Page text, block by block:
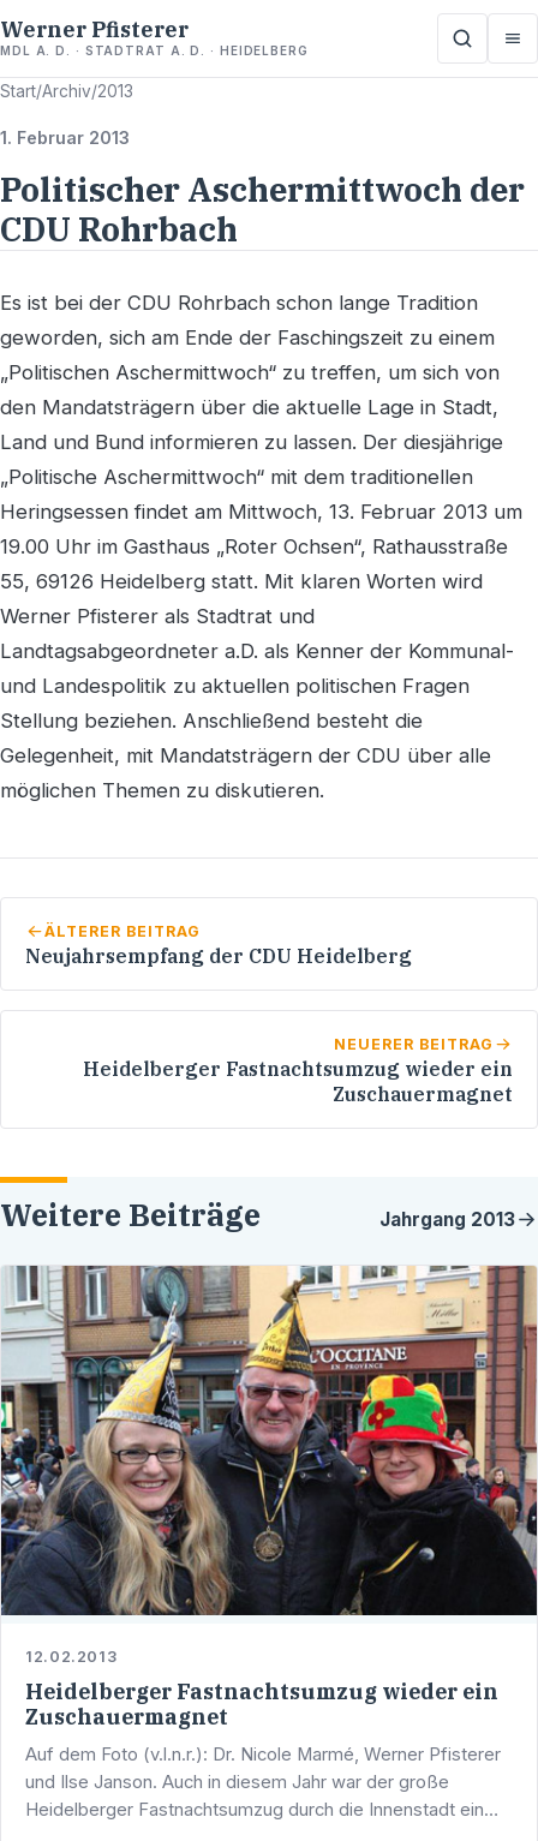
Werner Pfisterer
MDL A. D. · STADTRAT A. D. · HEIDELBERG
Start/Archiv/2013
1. Februar 2013
Politischer Aschermittwoch der
CDU Rohrbach
Es ist bei der CDU Rohrbach schon lange Tradition
geworden, sich am Ende der Faschingszeit zu einem
„Politischen Aschermittwoch“ zu treffen, um sich von
den Mandatsträgern über die aktuelle Lage in Stadt,
Land und Bund informieren zu lassen. Der diesjährige
„Politische Aschermittwoch“ mit dem traditionellen
Heringsessen findet am Mittwoch, 13. Februar 2013 um
19.00 Uhr im Gasthaus „Roter Ochsen“, Rathausstraße
55, 69126 Heidelberg statt. Mit klaren Worten wird
Werner Pfisterer als Stadtrat und
Landtagsabgeordneter a.D. als Kenner der Kommunal-
und Landespolitik zu aktuellen politischen Fragen
Stellung beziehen. Anschließend besteht die
Gelegenheit, mit Mandatsträgern der CDU über alle
möglichen Themen zu diskutieren.
ÄLTERER BEITRAG
Neujahrsempfang der CDU Heidelberg
NEUERER BEITRAG
Heidelberger Fastnachtsumzug wieder ein
Zuschauermagnet
Weitere Beiträge Jahrgang 2013
12.02.2013
Heidelberger Fastnachtsumzug wieder ein
Zuschauermagnet
Auf dem Foto (v.l.n.r.): Dr. Nicole Marmé, Werner Pfisterer
und Ilse Janson. Auch in diesem Jahr war der große
Heidelberger Fastnachtsumzug durch die Innenstadt ein